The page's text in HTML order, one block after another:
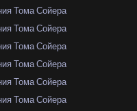
Тома Сойера
Тома Сойера
Тома Сойера
Тома Сойера
Тома Сойера
Тома Сойера